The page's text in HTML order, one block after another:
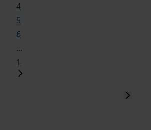
4
5
6
...
1